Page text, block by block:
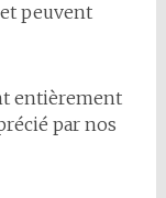
peuvent
entièrement
par nos